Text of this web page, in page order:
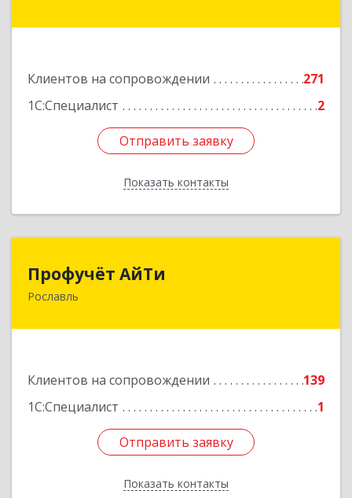
Клиентов на сопровождении
271
1С:Специалист
2
Отправить заявку
Показать контакты
Отправить заявку
Назад
Профучёт АйТи
Рославль
Клиентов на сопровождении
139
1С:Специалист
1
Отправить заявку
Показать контакты
216500, Смоленская обл, Рославльский р-н,
Отправить заявку
Назад